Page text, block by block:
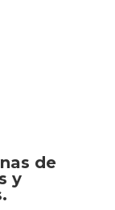
de
y